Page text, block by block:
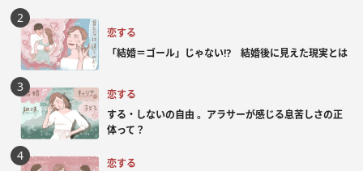
恋する
「結婚＝ゴール」じゃない⁉ 結婚後に見えた現実とは
恋する
する・しないの自由 。アラサーが感じる息苦しさの正
体って？
恋する